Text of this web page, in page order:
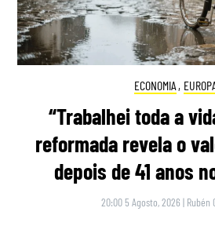
ECONOMIA ,
“Trabalhei toda a
reformada revela o
depois de 41 anos
20:00 5 Agosto, 2026 | Rubén